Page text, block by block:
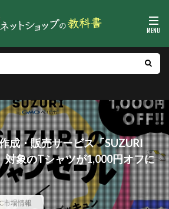
成・販売サービス「SUZURI
象のTシャツが1,000円オフに
市場情報